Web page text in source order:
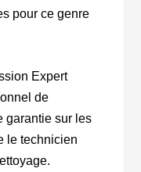
pour ce genre
Expert
de
garantie sur les
le technicien